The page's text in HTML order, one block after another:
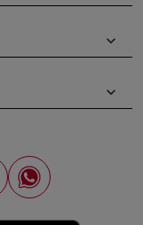
keyboard_arrow_down
keyboard_arrow_down